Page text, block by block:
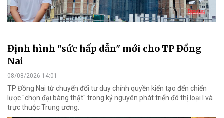
Định hình "sức hấp dẫn" mới cho TP Đồng
Nai
08/08/2026 14:01
TP Đồng Nai từ chuyển đổi tư duy chính quyền kiến tạo đến chiến
lược "chọn đại bàng thật" trong kỷ nguyên phát triển đô thị loại I và
trực thuộc Trung ương.